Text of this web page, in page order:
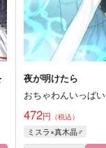
夜が明けたら
おちゃわんいっぱい
472円 （税込）
ミスラ×真木晶♂